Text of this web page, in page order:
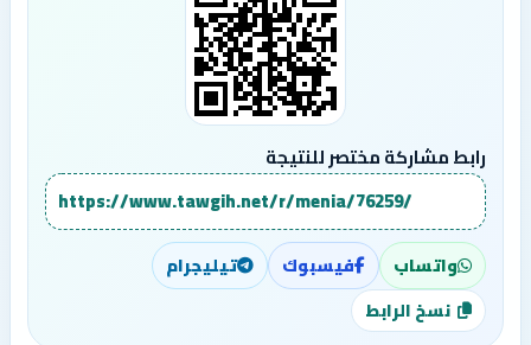
رابط مشاركة مختصر للنتيجة
https://www.tawgih.net/r/menia/76259/
واتساب فيسبوك
تيليجرام
نسخ الرابط